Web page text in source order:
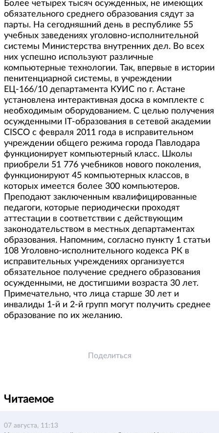
Более четырех тысяч осужденных, не имеющих
обязательного среднего образования сядут за
парты. На сегодняшний день в республике 55
учебных заведениях уголовно-исполнительной
системы Министерства внутренних дел. Во всех
них успешно используют различные
компьютерные технологии. Так, впервые в истории
пенитенциарной системы, в учреждении
ЕЦ-166/10 департамента КУИС по г. Астане
установлена интерактивная доска в комплекте с
необходимым оборудованием. С целью получения
осужденными IT-образования в сетевой академии
CISCO с февраля 2011 года в исправительном
учреждении общего режима города Павлодара
функционирует компьютерный класс. Школы
приобрели 51 776 учебников нового поколения,
функционируют 45 компьютерных классов, в
которых имеется более 300 компьютеров.
Преподают заключенным квалифицированные
педагоги, которые периодически проходят
аттестации в соответствии с действующим
законодательством в местных департаментах
образования. Напомним, согласно пункту 1 статьи
108 Уголовно-исполнительного кодекса РК в
исправительных учреждениях организуется
обязательное получение среднего образования
осужденными, не достигшими возраста 30 лет.
Примечательно, что лица старше 30 лет и
инвалиды 1-й и 2-й групп могут получить среднее
образование по их желанию.
Поделиться
Читаемое
07 августа, 11:13